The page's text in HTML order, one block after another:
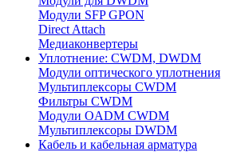
Модули SFP GPON
Direct Attach
Медиаконвертеры
Уплотнение: CWDM, DWDM
Модули оптического уплотнения
Мультиплексоры CWDM
Фильтры CWDM
Модули OADM CWDM
Мультиплексоры DWDM
Кабель и кабельная арматура